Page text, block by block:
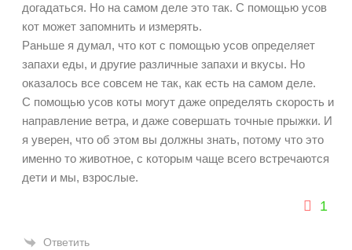
догадаться. Но на самом деле это так. С помощью усов
кот может запомнить и измерять.
Раньше я думал, что кот с помощью усов определяет
запахи еды, и другие различные запахи и вкусы. Но
оказалось все совсем не так, как есть на самом деле.
С помощью усов коты могут даже определять скорость и
направление ветра, и даже совершать точные прыжки. И
я уверен, что об этом вы должны знать, потому что это
именно то животное, с которым чаще всего встречаются
дети и мы, взрослые.
1
Ответить